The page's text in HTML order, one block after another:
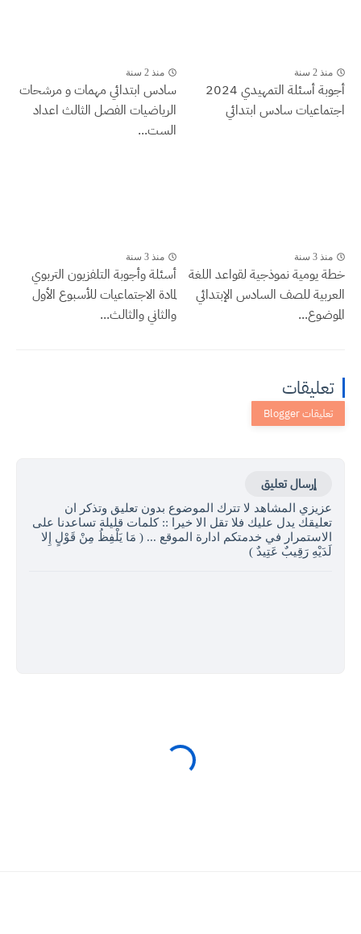
منذ 2 سنة
أجوبة أسئلة التمهيدي 2024
اجتماعيات سادس ابتدائي
منذ 2 سنة
سادس ابتدائي مهمات و مرشحات
الرياضيات الفصل الثالث اعداد
الست...
منذ 3 سنة
خطة يومية نموذجية لقواعد اللغة
العربية للصف السادس الإبتدائي
الموضوع...
منذ 3 سنة
أسئلة وأجوبة التلفزيون التربوي
لمادة الاجتماعيات للأسبوع الأول
والثاني والثالث...
تعليقات
إرسال تعليق
عزيزي المشاهد لا تترك الموضوع بدون تعليق وتذكر ان
تعليقك يدل عليك فلا تقل الا خيرا :: كلمات قليلة تساعدنا على
الاستمرار في خدمتكم ادارة الموقع ... ( مَا يَلْفِظُ مِنْ قَوْلٍ إِلا
لَدَيْهِ رَقِيبٌ عَتِيدٌ )